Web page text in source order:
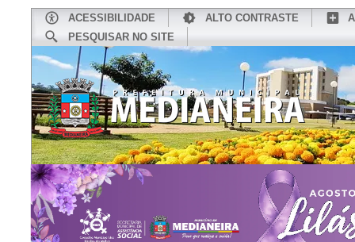
ACESSIBILIDADE ALTO CONTRASTE
PESQUISAR NO SITE
CONHEÇA MEDIANEIRA